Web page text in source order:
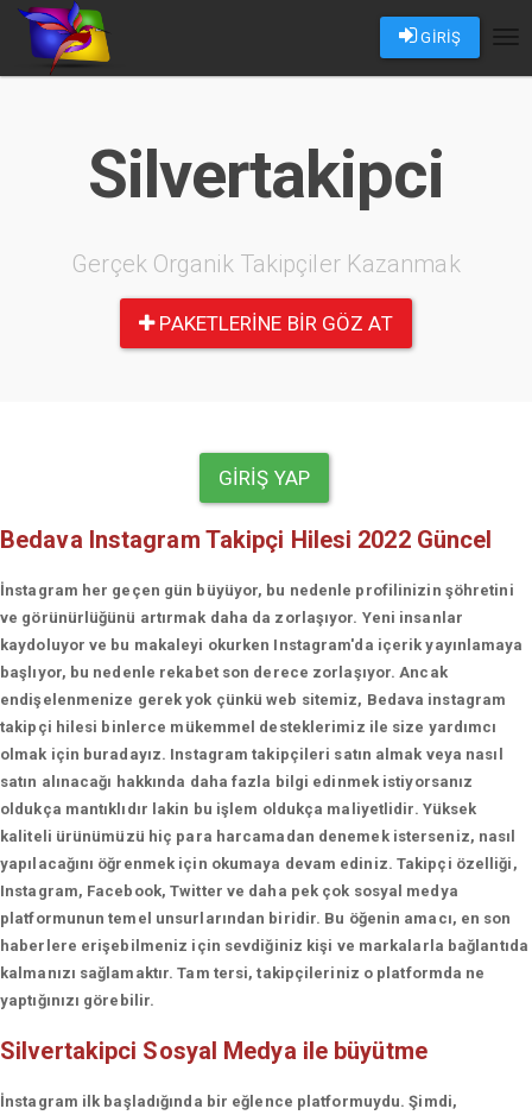
GİRİŞ
Silvertakipci
Gerçek Organik Takipçiler Kazanmak
PAKETLERINE BIR GÖZ AT
GIRIŞ YAP
Bedava Instagram Takipçi Hilesi 2022 Güncel
İnstagram her geçen gün büyüyor, bu nedenle profilinizin şöhretini
ve görünürlüğünü artırmak daha da zorlaşıyor. Yeni insanlar
kaydoluyor ve bu makaleyi okurken Instagram'da içerik yayınlamaya
başlıyor, bu nedenle rekabet son derece zorlaşıyor. Ancak
endişelenmenize gerek yok çünkü web sitemiz, Bedava instagram
takipçi hilesi binlerce mükemmel desteklerimiz ile size yardımcı
olmak için buradayız. Instagram takipçileri satın almak veya nasıl
satın alınacağı hakkında daha fazla bilgi edinmek istiyorsanız
oldukça mantıklıdır lakin bu işlem oldukça maliyetlidir. Yüksek
kaliteli ürünümüzü hiç para harcamadan denemek isterseniz, nasıl
yapılacağını öğrenmek için okumaya devam ediniz. Takipçi özelliği,
Instagram, Facebook, Twitter ve daha pek çok sosyal medya
platformunun temel unsurlarından biridir. Bu öğenin amacı, en son
haberlere erişebilmeniz için sevdiğiniz kişi ve markalarla bağlantıda
kalmanızı sağlamaktır. Tam tersi, takipçileriniz o platformda ne
yaptığınızı görebilir.
Silvertakipci Sosyal Medya ile büyütme
İnstagram ilk başladığında bir eğlence platformuydu. Şimdi,